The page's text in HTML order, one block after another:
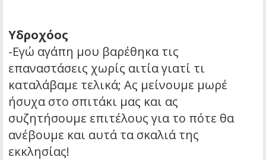
Υδροχόος
-Εγώ αγάπη μου βαρέθηκα τις
επαναστάσεις χωρίς αιτία γιατί τι
καταλάβαμε τελικά; Ας μείνουμε μωρέ
ήσυχα στο σπιτάκι μας και ας
συζητήσουμε επιτέλους για το πότε θα
ανέβουμε και αυτά τα σκαλιά της
εκκλησίας!